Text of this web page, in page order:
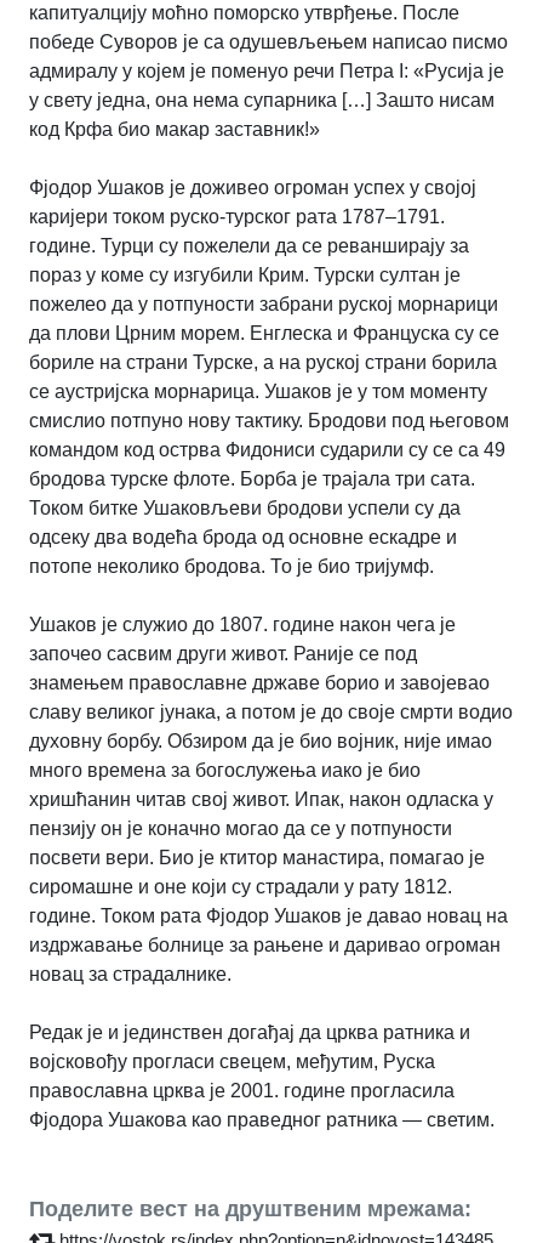
капитуалцију моћно поморско утврђење. После
победе Суворов је са одушевљењем написао писмо
адмиралу у којем је поменуо речи Петра I: «Русија је
у свету једна, она нема супарника […] Зашто нисам
код Крфа био макар заставник!»
Фјодор Ушаков је доживео огроман успех у својој
каријери током руско-турског рата 1787–1791.
године. Турци су пожелели да се реванширају за
пораз у коме су изгубили Крим. Турски султан је
пожелео да у потпуности забрани руској морнарици
да плови Црним морем. Енглеска и Француска су се
бориле на страни Турске, а на руској страни борила
се аустријска морнарица. Ушаков је у том моменту
смислио потпуно нову тактику. Бродови под његовом
командом код острва Фидониси сударили су се са 49
бродова турске флоте. Борба је трајала три сата.
Током битке Ушаковљеви бродови успели су да
одсеку два водећа брода од основне ескадре и
потопе неколико бродова. То је био тријумф.
Ушаков је служио до 1807. године након чега је
започео сасвим други живот. Раније се под
знамењем православне државе борио и завојевао
славу великог јунака, а потом је до своје смрти водио
духовну борбу. Обзиром да је био војник, није имао
много времена за богослужења иако је био
хришћанин читав свој живот. Ипак, након одласка у
пензију он је коначно могао да се у потпуности
посвети вери. Био је ктитор манастира, помагао је
сиромашне и оне који су страдали у рату 1812.
године. Током рата Фјодор Ушаков је давао новац на
издржавање болнице за рањене и даривао огроман
новац за страдалнике.
Редак је и јединствен догађај да црква ратника и
војсковођу прогласи свецем, међутим, Руска
православна црква је 2001. године прогласила
Фјодора Ушакова као праведног ратника — светим.
Поделите вест на друштвеним мрежама: